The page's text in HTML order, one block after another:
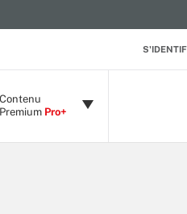
Contenu
Premium Pro+